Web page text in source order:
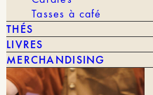
Tasses à café
THÉS
LIVRES
MERCHANDISING
DÉGUSTATIONS
ACIDITÉ
Moyenne